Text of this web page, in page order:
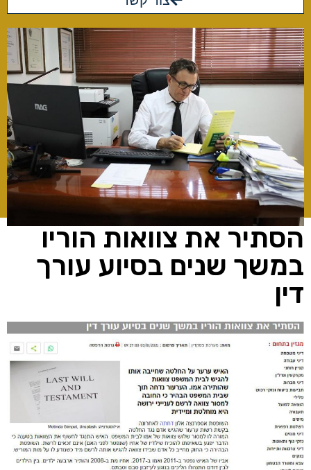
הסתיר את צוואות הוריו
במשך שנים בסיוע עורך
דין